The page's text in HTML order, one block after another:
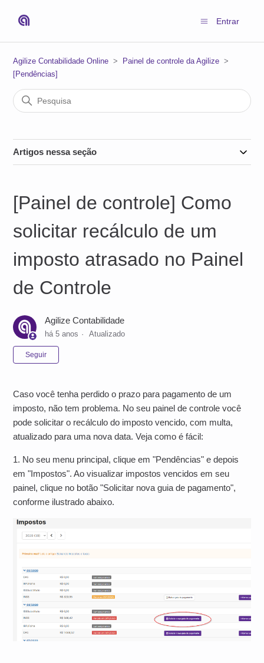
Entrar
Agilize Contabilidade Online
Painel de controle da Agilize
[Pendências]
Artigos nessa seção
[Painel de controle] Como
solicitar recálculo de um
imposto atrasado no Painel
de Controle
Agilize Contabilidade
há 5 anos Atualizado
Seguir
Caso você tenha perdido o prazo para pagamento de um
imposto, não tem problema. No seu painel de controle você
pode solicitar o recálculo do imposto vencido, com multa,
atualizado para uma nova data. Veja como é fácil:
1. No seu menu principal, clique em "Pendências" e depois
em "Impostos". Ao visualizar impostos vencidos em seu
painel, clique no botão "Solicitar nova guia de pagamento",
conforme ilustrado abaixo.